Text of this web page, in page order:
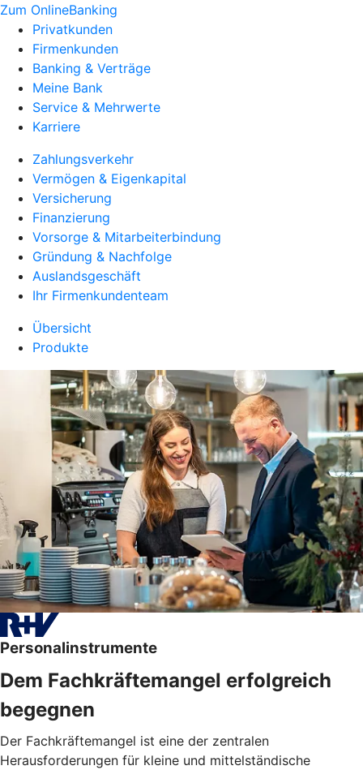
Zum OnlineBanking
Privatkunden
Firmenkunden
Banking & Verträge
Meine Bank
Service & Mehrwerte
Karriere
Zahlungsverkehr
Vermögen & Eigenkapital
Versicherung
Finanzierung
Vorsorge & Mitarbeiterbindung
Gründung & Nachfolge
Auslandsgeschäft
Ihr Firmenkundenteam
Übersicht
Produkte
Personalinstrumente
Dem Fachkräftemangel erfolgreich
begegnen
Der Fachkräftemangel ist eine der zentralen
Herausforderungen für kleine und mittelständische